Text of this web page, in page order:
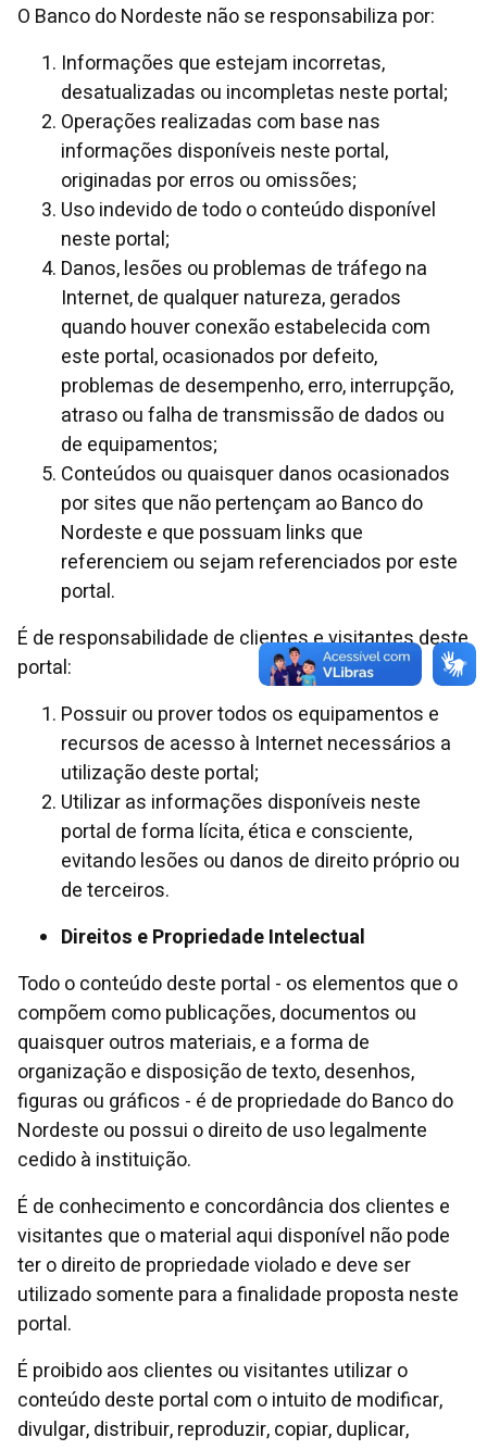
O Banco do Nordeste não se responsabiliza por:
Informações que estejam incorretas,
desatualizadas ou incompletas neste portal;
Operações realizadas com base nas
informações disponíveis neste portal,
originadas por erros ou omissões;
Uso indevido de todo o conteúdo disponível
neste portal;
Danos, lesões ou problemas de tráfego na
Internet, de qualquer natureza, gerados
quando houver conexão estabelecida com
este portal, ocasionados por defeito,
problemas de desempenho, erro, interrupção,
atraso ou falha de transmissão de dados ou
de equipamentos;
Conteúdos ou quaisquer danos ocasionados
por sites que não pertençam ao Banco do
Nordeste e que possuam links que
referenciem ou sejam referenciados por este
portal.
É de responsabilidade de clientes e visitantes deste
portal:
Possuir ou prover todos os equipamentos e
recursos de acesso à Internet necessários a
utilização deste portal;
Utilizar as informações disponíveis neste
portal de forma lícita, ética e consciente,
evitando lesões ou danos de direito próprio ou
de terceiros.
Direitos e Propriedade Intelectual
Todo o conteúdo deste portal - os elementos que o
compõem como publicações, documentos ou
quaisquer outros materiais, e a forma de
organização e disposição de texto, desenhos,
figuras ou gráficos - é de propriedade do Banco do
Nordeste ou possui o direito de uso legalmente
cedido à instituição.
É de conhecimento e concordância dos clientes e
visitantes que o material aqui disponível não pode
ter o direito de propriedade violado e deve ser
utilizado somente para a finalidade proposta neste
portal.
É proibido aos clientes ou visitantes utilizar o
conteúdo deste portal com o intuito de modificar,
divulgar, distribuir, reproduzir, copiar, duplicar,